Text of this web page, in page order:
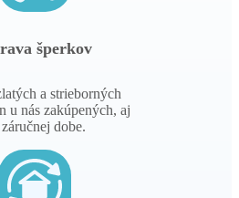
šperkov
a strieborných
u nás zakúpených, aj
dobe.